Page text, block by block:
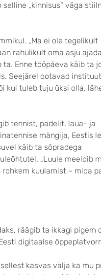
„kinnisus“ väga
„Ma ei ole tegelikult
rahulikult oma asju
Enne tööpäeva käib ta
Seejärel ootavad
kui tuleb tuju üksi olla,
tennist, padelit, laua- ja
mängija, Eestis
käib ta sõpradega
„Luule meeldib
kuulamist – mida
räägib ta ikkagi pigem
digitaalse
kasvas välja ka mu